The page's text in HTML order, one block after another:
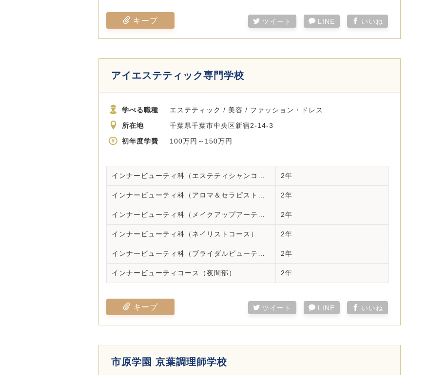
キープ ツイート LINE いいね
アイエステティック専門学校
学べる職種
エステティック / 美容 / ファッション・ドレス
所在地
千葉県千葉市中央区新宿2-14-3
初年度学費
100万円～150万円
2年
2年
2年
インナービューティ科（ネイリストコース） 2年
2年
インナービューティコース（夜間部） 2年
キープ ツイート LINE いいね
市原学園 京葉調理師学校